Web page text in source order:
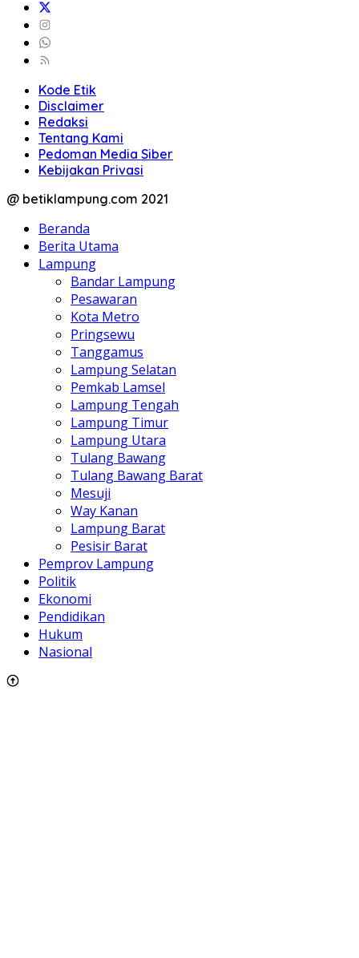
Kode Etik
Disclaimer
Redaksi
Tentang Kami
Pedoman Media Siber
Kebijakan Privasi
@ betiklampung.com 2021
Beranda
Berita Utama
Lampung
Bandar Lampung
Pesawaran
Kota Metro
Pringsewu
Tanggamus
Lampung Selatan
Pemkab Lamsel
Lampung Tengah
Lampung Timur
Lampung Utara
Tulang Bawang
Tulang Bawang Barat
Mesuji
Way Kanan
Lampung Barat
Pesisir Barat
Pemprov Lampung
Politik
Ekonomi
Pendidikan
Hukum
Nasional